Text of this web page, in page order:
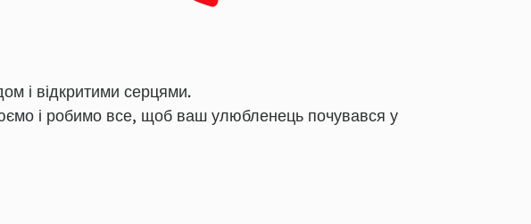
і відкритими серцями.
і робимо все, щоб ваш улюбленець почувався у